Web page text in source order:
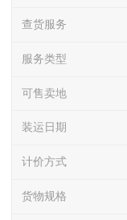
查货服务
服务类型
可售卖地
装运日期
计价方式
货物规格